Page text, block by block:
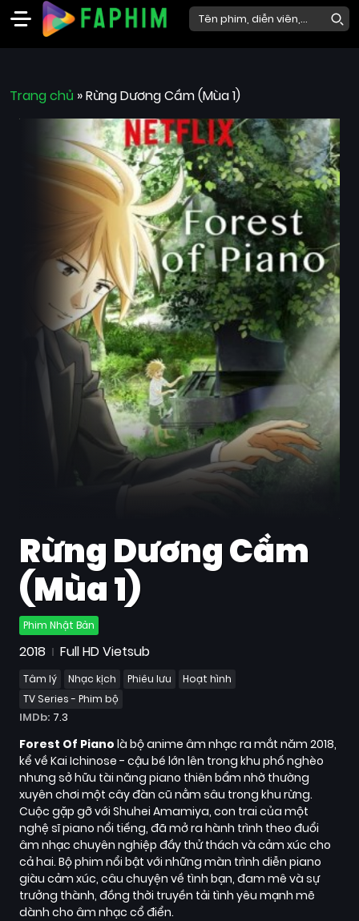
Phim
Mới
Chiếu
Quốc
Blog
Trang chủ »Rừng Dương Cầm (Mùa 1)
Rừng Dương Cầm
(Mùa 1)
Phim Nhật Bản
2018 Full HD Vietsub
Tâm lý Nhạc kịch Phiêu lưu
Hoạt hình
TV Series - Phim bộ
IMDb: 7.3
Forest Of Piano là bộ anime âm nhạc ra mắt năm 2018,
kể về Kai Ichinose - cậu bé lớn lên trong khu phố nghèo
nhưng sở hữu tài năng piano thiên bẩm nhờ thường
xuyên chơi một cây đàn cũ nằm sâu trong khu rừng.
Cuộc gặp gỡ với Shuhei Amamiya, con trai của một
nghệ sĩ piano nổi tiếng, đã mở ra hành trình theo đuổi
âm nhạc chuyên nghiệp đầy thử thách và cảm xúc cho
cả hai. Bộ phim nổi bật với những màn trình diễn piano
giàu cảm xúc, câu chuyện về tình bạn, đam mê và sự
trưởng thành, đồng thời truyền tải tình yêu mạnh mẽ
dành cho âm nhạc cổ điển.